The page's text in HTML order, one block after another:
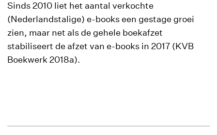
Sinds 2010 liet het aantal verkochte
(Nederlandstalige) e-books een gestage groei
zien, maar net als de gehele boekafzet
stabiliseert de afzet van e-books in 2017 (KVB
Boekwerk 2018a).